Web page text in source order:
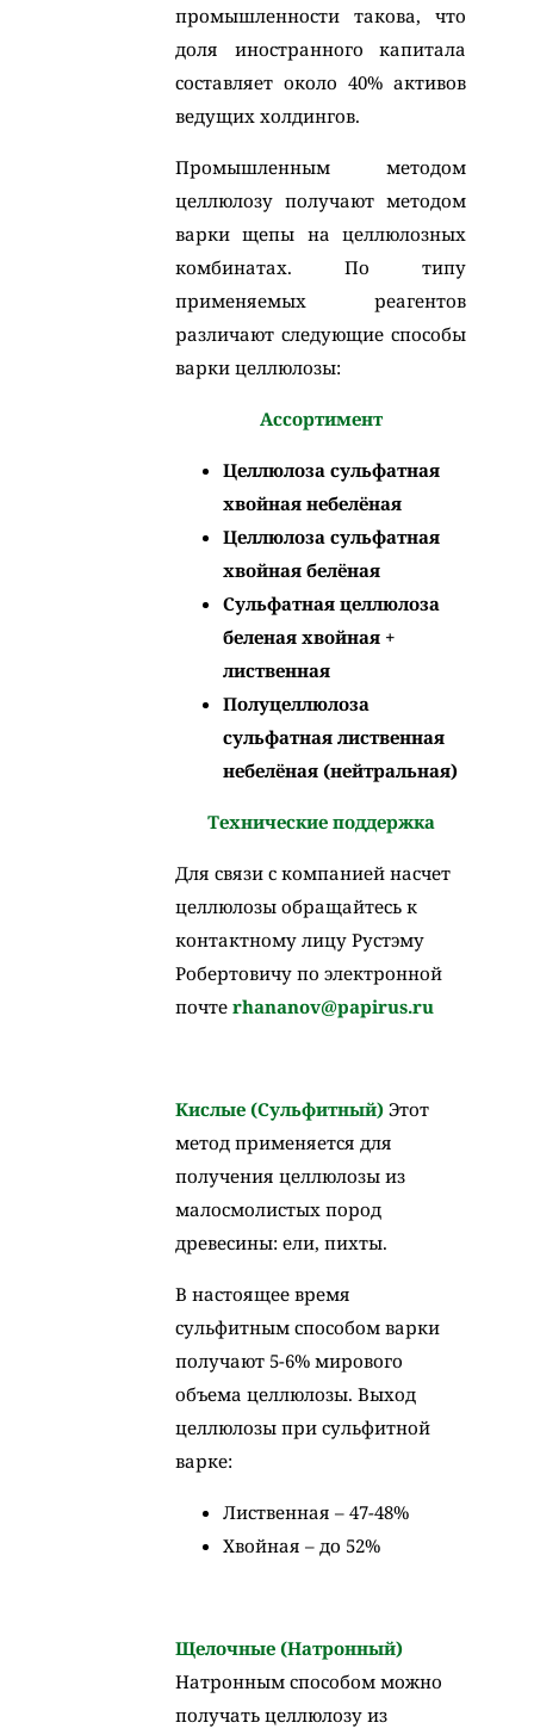
промышленности такова, что
доля иностранного капитала
составляет около 40% активов
ведущих холдингов.
Промышленным методом
целлюлозу получают методом
варки щепы на целлюлозных
комбинатах. По типу
применяемых реагентов
различают следующие способы
варки целлюлозы:
Ассортимент
Целлюлоза сульфатная
хвойная небелёная
Целлюлоза сульфатная
хвойная белёная
Сульфатная целлюлоза
беленая хвойная +
лиственная
Полуцеллюлоза
сульфатная лиственная
небелёная (нейтральная)
Технические поддержка
Для связи с компанией насчет
целлюлозы обращайтесь к
контактному лицу Рустэму
Робертовичу по электронной
почте rhananov@papirus.ru
Кислые (Сульфитный) Этот
метод применяется для
получения целлюлозы из
малосмолистых пород
древесины: ели, пихты.
В настоящее время
сульфитным способом варки
получают 5-6% мирового
объема целлюлозы. Выход
целлюлозы при сульфитной
варке:
Лиственная – 47-48%
Хвойная – до 52%
Щелочные (Натронный)
Натронным способом можно
получать целлюлозу из